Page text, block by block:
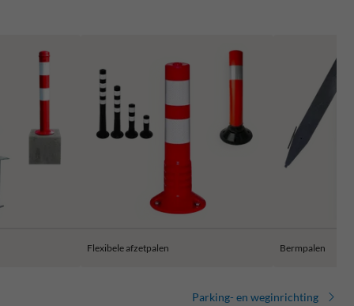
Flexibele afzetpalen Bermpalen
Parking- en weginrichting